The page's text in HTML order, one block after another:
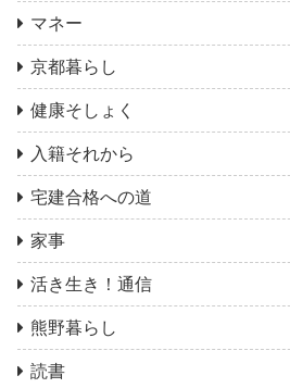
マネー
京都暮らし
健康そしょく
入籍それから
宅建合格への道
家事
活き生き！通信
熊野暮らし
読書